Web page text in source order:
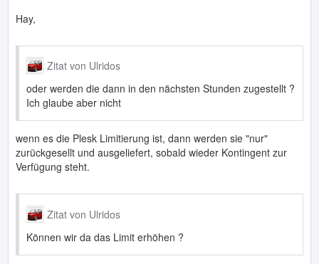
Hay,
Zitat von Ulridos
oder werden die dann in den nächsten Stunden zugestellt ?
Ich glaube aber nicht
wenn es die Plesk Limitierung ist, dann werden sie "nur"
zurückgesellt und ausgeliefert, sobald wieder Kontingent zur
Verfügung steht.
Zitat von Ulridos
Können wir da das Limit erhöhen ?